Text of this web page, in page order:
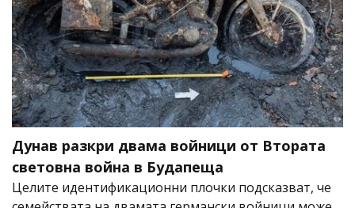
Дунав разкри двама войници от Втората
световна война в Будапеща
Целите идентификационни плочки подсказват, че